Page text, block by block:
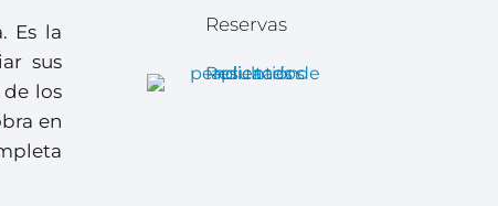
Es la
sus
los
en
Reservas